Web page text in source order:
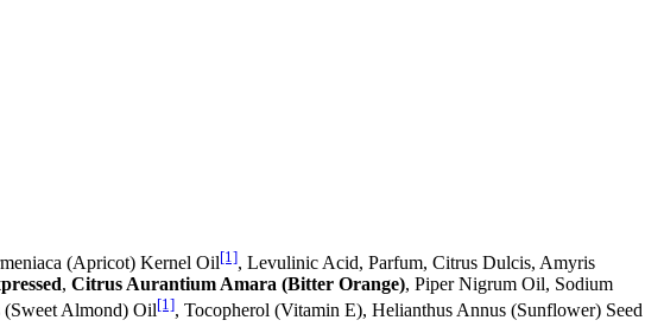
(Apricot) Kernel Oil[1], Levulinic Acid, Parfum, Citrus Dulcis, Amyris
, Citrus Aurantium Amara (Bitter Orange), Piper Nigrum Oil, Sodium
Almond) Oil[1], Tocopherol (Vitamin E), Helianthus Annus (Sunflower) Seed